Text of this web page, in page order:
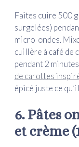
Faites cuire 500
surgelées)
micro-ondes.
cuillère à café de
pendant 2
de carottes
épicé juste ce
6. Pâtes
et crème